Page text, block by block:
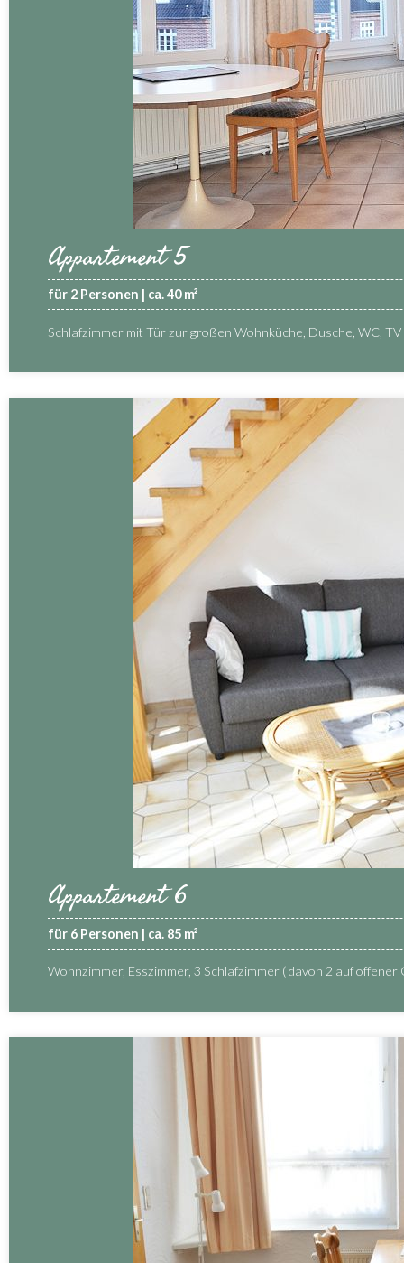
Appartement 5
für 2 Personen | ca. 40 m²
Schlafzimmer mit Tür zur großen Wohnküche, Dusche, WC, TV
Appartement 6
für 6 Personen | ca. 85 m²
Wohnzimmer, Esszimmer, 3 Schlafzimmer ( davon 2 auf